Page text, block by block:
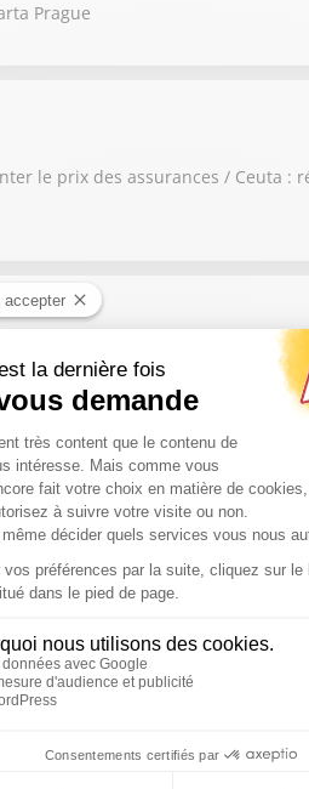
Prague
le prix des assurances / Ceuta
et dans le Var / 30 000 personnes
sollicités partout en
/ Incendie fixé à Fontainebleau /